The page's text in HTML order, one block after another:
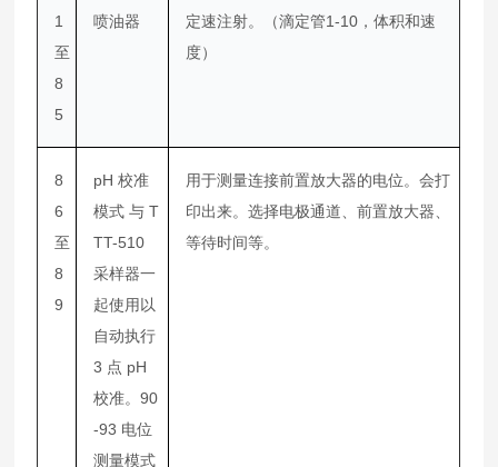
1
至
8
5
喷油器
定速注射。（滴定管1-10，体积和速
度）
8
6
至
8
9
pH 校准
模式 与 T
TT-510
采样器一
起使用以
自动执行
3 点 pH
校准。90
-93 电位
测量模式
用于测量连接前置放大器的电位。会打
印出来。选择电极通道、前置放大器、
等待时间等。